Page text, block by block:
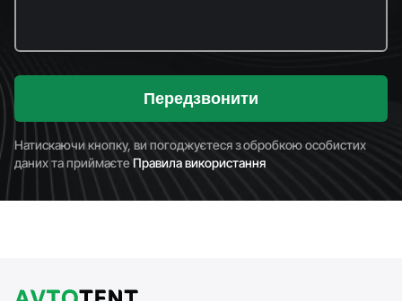
Передзвонити
Натискаючи кнопку, ви погоджуєтеся з обробкою особистих
даних та приймаєтеПравила використання